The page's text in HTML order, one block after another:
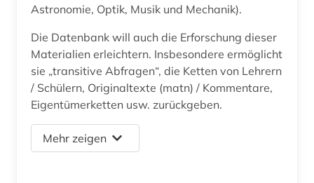
Astronomie, Optik, Musik und Mechanik).
Die Datenbank will auch die Erforschung dieser
Materialien erleichtern. Insbesondere ermöglicht
sie „transitive Abfragen“, die Ketten von Lehrern
/ Schülern, Originaltexte (matn) / Kommentare,
Eigentümerketten usw. zurückgeben.
Mehr zeigen